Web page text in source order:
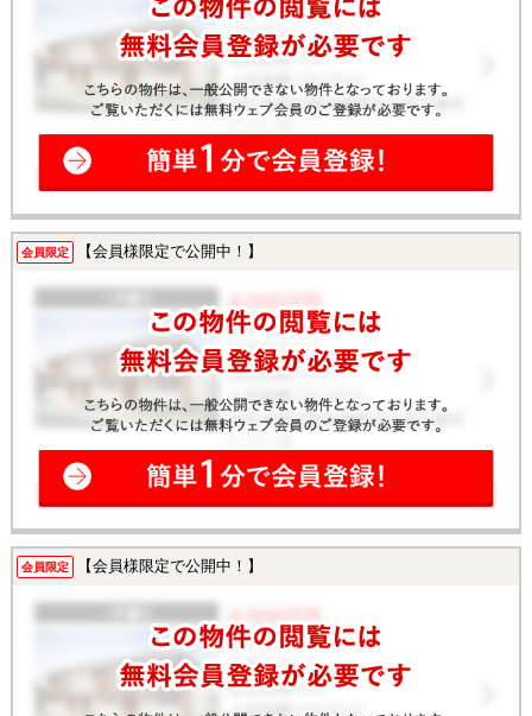
会員限定 【会員様限定で公開中！】
会員限定 【会員様限定で公開中！】